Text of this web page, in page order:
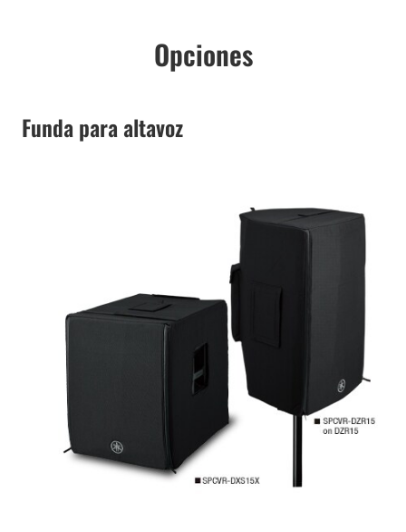
Opciones
Funda para altavoz